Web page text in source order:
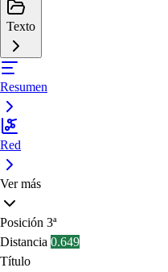
Texto
Resumen
Red
Ver más
Posición 3ª
Distancia 0.649
Título